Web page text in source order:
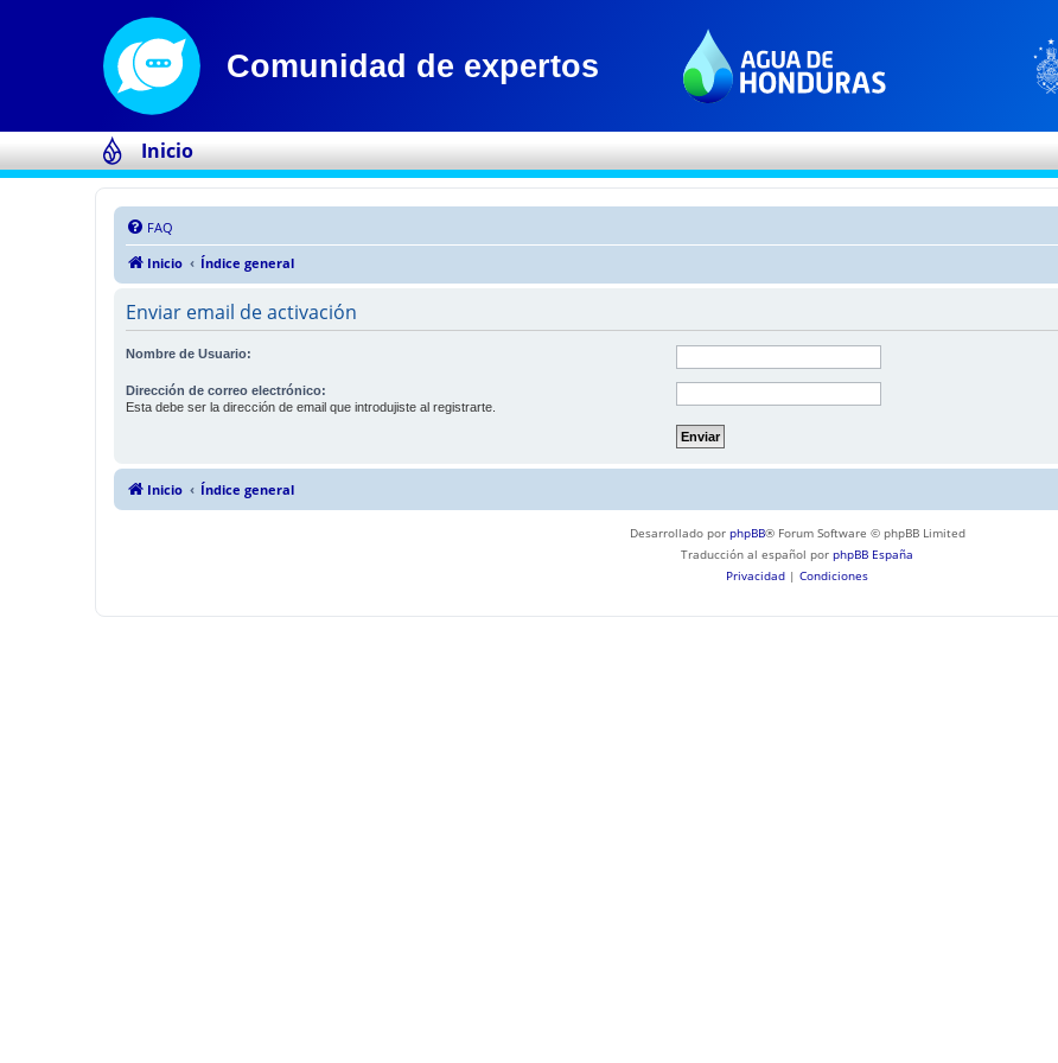
Inicio
FAQ
Inicio
Índice general
Enviar email de activación
Nombre de Usuario:
Dirección de correo electrónico:
Esta debe ser la dirección de email que introdujiste al registrarte.
Inicio Índice general
Desarrollado por phpBB® Forum Software © phpBB Limited
Traducción al español por phpBB España
Privacidad | Condiciones